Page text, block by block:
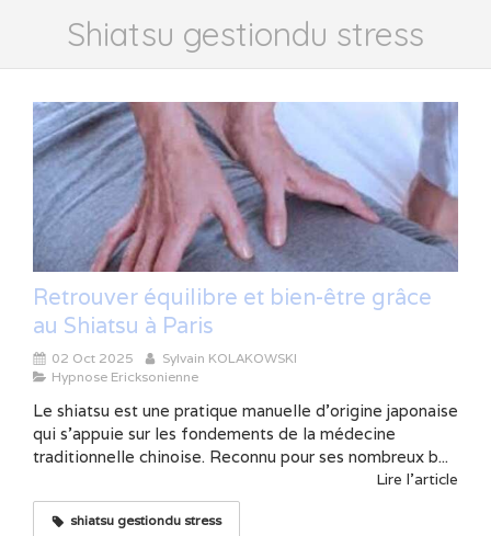
Shiatsu gestiondu stress
Retrouver équilibre et bien-être grâce
au Shiatsu à Paris
02 Oct 2025
Sylvain KOLAKOWSKI
Hypnose Ericksonienne
Le shiatsu est une pratique manuelle d’origine japonaise
qui s’appuie sur les fondements de la médecine
traditionnelle chinoise. Reconnu pour ses nombreux b...
Lire l'article
shiatsu gestiondu stress